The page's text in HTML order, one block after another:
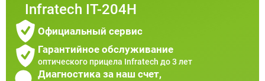
Infratech IT-204H
Официальный сервис
Гарантийное обслуживание
оптического прицела Infratech до 3 лет
Диагностика за наш счет,